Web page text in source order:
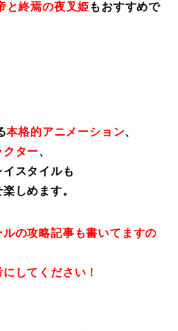
と終焉の夜叉姫 もおすすめで
本格的アニメーション、
クター、
スタイルも
しめます。
の攻略記事も書いてますの
してください！